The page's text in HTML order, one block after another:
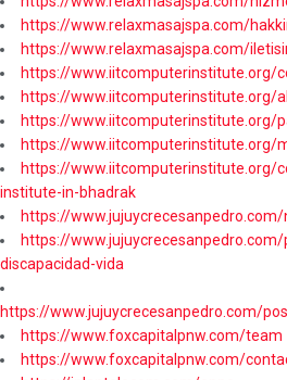
https://www.relaxmasajspa.com/
https://www.relaxmasajspa.com/
https://www.iitcomputerinstitute.org/
https://www.iitcomputerinstitute.org/
https://www.iitcomputerinstitute.org/
https://www.iitcomputerinstitute.org/
https://www.iitcomputerinstitute.org/
institute-in-bhadrak
https://www.jujuycrecesanpedro.com/
https://
discapacidad-vida
https://www.jujuycrecesanpedro.com/
https://www.foxcapitalpnw.com/team
https://www.foxcapitalpnw.com/